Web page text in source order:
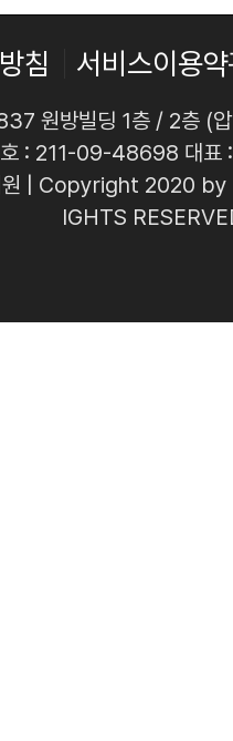
침 서비스이용
원방빌딩 1층 / 2층 (
: 211-09-48698 대표 :
원 | Copyright 2020
IGHTS